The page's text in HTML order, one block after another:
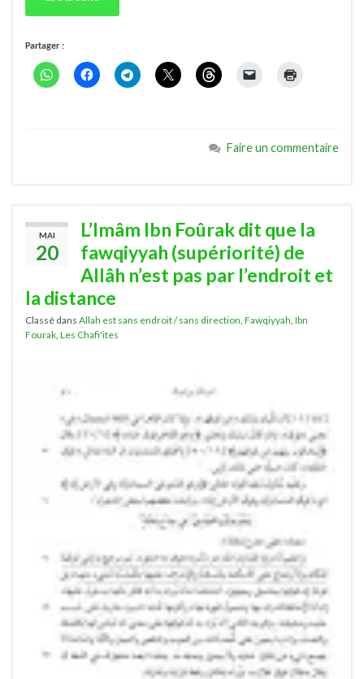
Partager :
Faire un commentaire
MAI
20
L’Imâm Ibn Foûrak dit que la
fawqiyyah (supériorité) de
Allâh n’est pas par l’endroit et
la distance
Classé dans Allah est sans endroit / sans direction, Fawqiyyah, Ibn
Fourak, Les Chafi'ites